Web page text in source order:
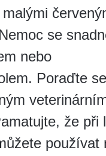
se
nebo
Poraďte
že při
používat